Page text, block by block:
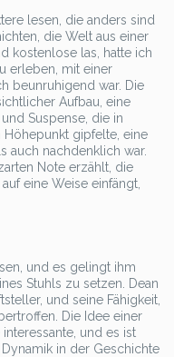
lesen, die anders sind
die Welt aus einer
kostenlose las, hatte ich
erleben, mit einer
beunruhigend war. Die
Aufbau, eine
Suspense, die in
Höhepunkt gipfelte, eine
auch nachdenklich war.
Note erzählt, die
eine Weise einfängt,
und es gelingt ihm
Stuhls zu setzen. Dean
und seine Fähigkeit,
Die Idee einer
und es ist
in der Geschichte